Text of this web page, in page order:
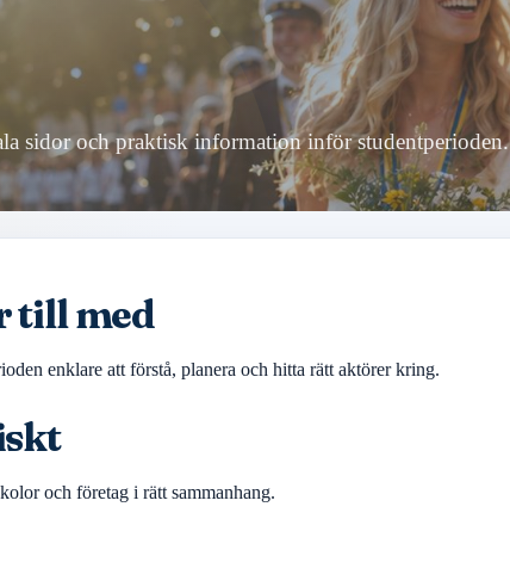
sidor och praktisk information inför studentperioden.
till med
enklare att förstå, planera och hitta rätt aktörer kring.
och företag i rätt sammanhang.